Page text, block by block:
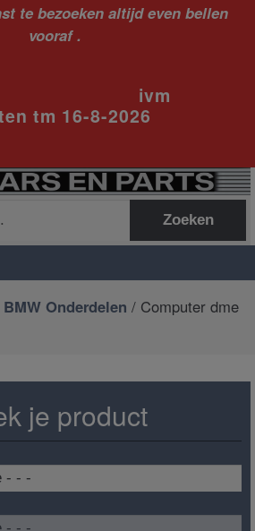
te bezoeken altijd even bellen
vooraf .
tm 16-8-2026
Zoeken
Onderdelen / Computer dme
je product